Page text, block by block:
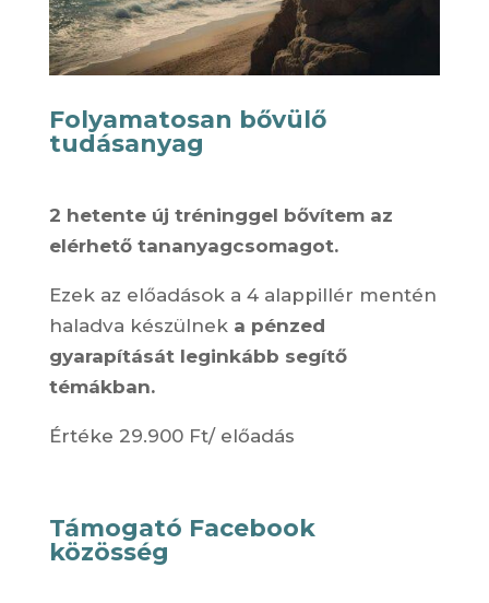
Folyamatosan bővülő
tudásanyag
2 hetente új tréninggel bővítem az
elérhető tananyagcsomagot.
Ezek az előadások a 4 alappillér mentén
haladva készülnek a pénzed
gyarapítását leginkább segítő
témákban.
Értéke 29.900 Ft/ előadás
Támogató Facebook
közösség